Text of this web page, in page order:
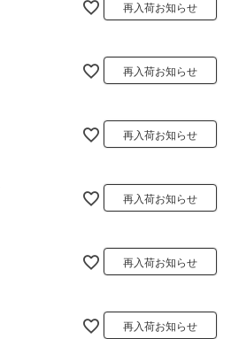
再入荷お知らせ
再入荷お知らせ
再入荷お知らせ
再入荷お知らせ
再入荷お知らせ
再入荷お知らせ